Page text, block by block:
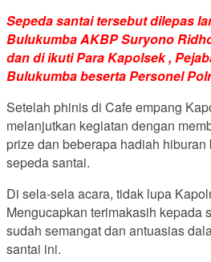
Sepeda santai tersebut dilepas
Bulukumba AKBP Suryono
dan di ikuti Para Kapolsek ,
Bulukumba beserta Personel
Setelah phinis di Cafe empang
melanjutkan kegiatan dengan
prize dan beberapa hadiah
sepeda santai.
Di sela-sela acara, tidak lupa
Mengucapkan terimakasih kepada
sudah semangat dan antuasias
santai ini.